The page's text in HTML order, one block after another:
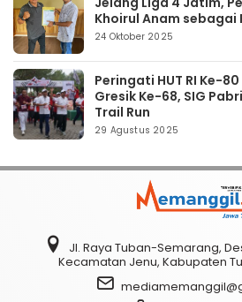
Khoirul Anam sebagai
24 Oktober 2025
Peringati HUT RI Ke-
Gresik Ke-68, SIG
Trail Run
29 Agustus 2025
Jl. Raya Tuban-Semarang,
Kecamatan Jenu, Kabupaten